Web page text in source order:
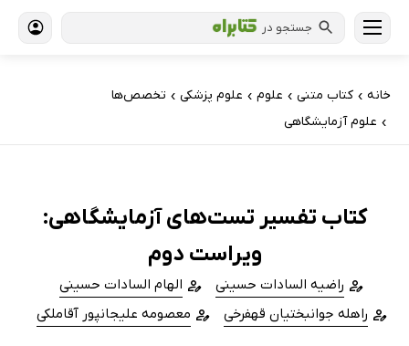
جستجو در
خانه › کتاب‌ متنی › علوم › علوم پزشکی › تخصص‌ها
› علوم آزمایشگاهی
کتاب تفسیر تست‌های آزمایشگاهی:
ویراست دوم
راضیه السادات حسینی
الهام السادات حسینی
راهله جوانبختیان قهفرخی
معصومه علیجانپور آقاملکی